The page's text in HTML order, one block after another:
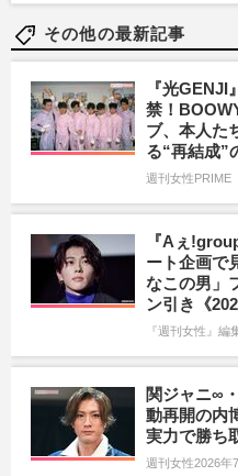
その他の最新記事
『光
禁！
ブ、本人た
る“再結成”
週刊女性PRIME
『Aぇ
ート企画で
なこの男」
ン引き《
『週刊女性』編
関ジャニ∞
動再開の内
実力で勝ち
週刊女性2026年